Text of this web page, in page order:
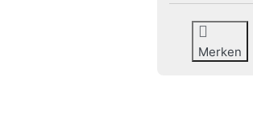
Merken